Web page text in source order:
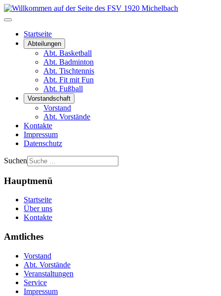
Startseite
Abteilungen
Abt. Basketball
Abt. Badminton
Abt. Tischtennis
Abt. Fit mit Fun
Abt. Fußball
Vorstandschaft
Vorstand
Abt. Vorstände
Kontakte
Impressum
Datenschutz
Suchen
Hauptmenü
Startseite
Über uns
Kontakte
Amtliches
Vorstand
Abt. Vorstände
Veranstaltungen
Service
Impressum